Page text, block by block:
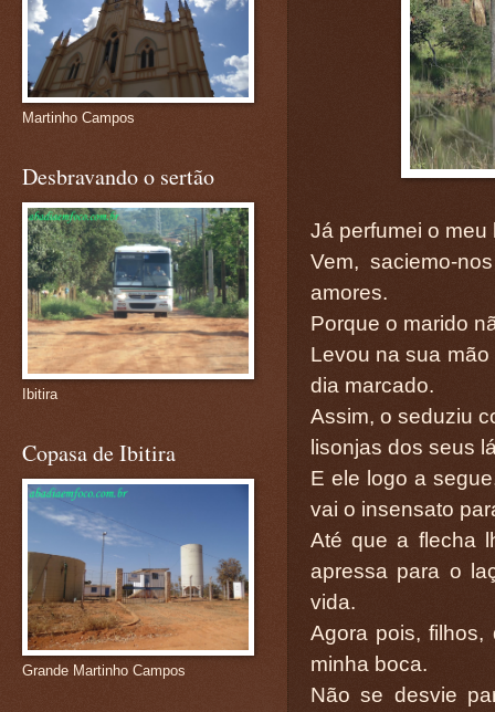
Já perfumei o meu
Vem, saciemo-
amores.
Porque o marido
Levou na sua
dia marcado.
Assim, o seduziu
lisonjas dos seus
E ele logo a
vai o insensato
Até que a flecha
apressa para o
vida.
Agora pois, filhos,
minha boca.
Não se desvie
Martinho Campos
Desbravando o sertão
Ibitira
Copasa de Ibitira
Grande Martinho Campos